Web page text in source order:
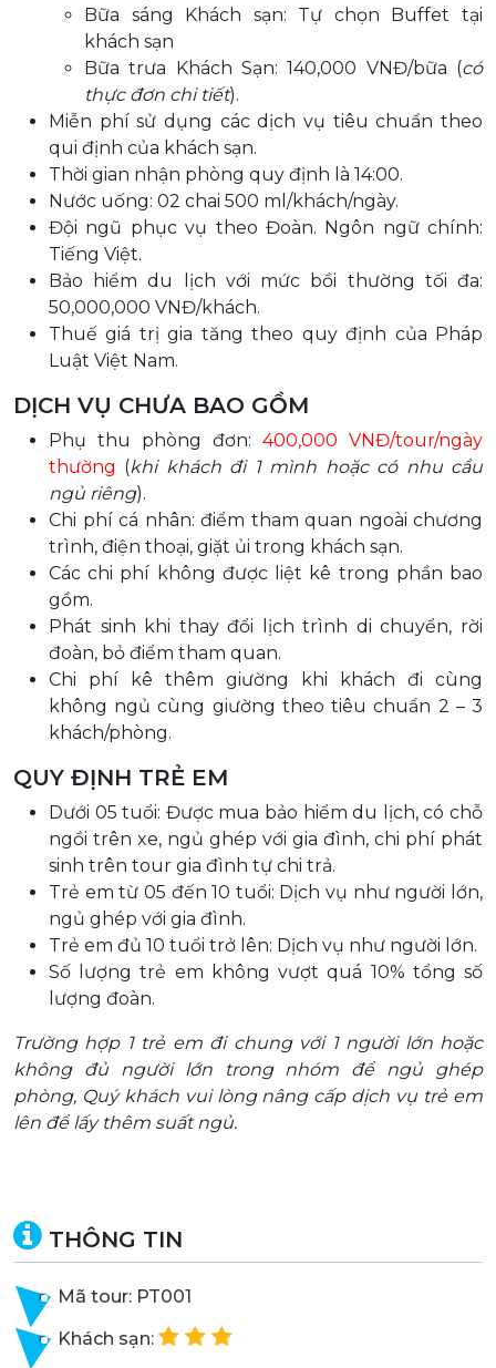
Bữa sáng Khách sạn: Tự chọn Buffet tại
khách sạn
Bữa trưa Khách Sạn: 140,000 VNĐ/bữa (có
thực đơn chi tiết).
Miễn phí sử dụng các dịch vụ tiêu chuẩn theo
qui định của khách sạn.
Thời gian nhận phòng quy định là 14:00.
Nước uống: 02 chai 500 ml/khách/ngày.
Đội ngũ phục vụ theo Đoàn. Ngôn ngữ chính:
Tiếng Việt.
Bảo hiểm du lịch với mức bồi thường tối đa:
50,000,000 VNĐ/khách.
Thuế giá trị gia tăng theo quy định của Pháp
Luật Việt Nam.
DỊCH VỤ CHƯA BAO GỒM
Phụ thu phòng đơn: 400,000 VNĐ/tour/ngày
thường (khi khách đi 1 mình hoặc có nhu cầu
ngủ riêng).
Chi phí cá nhân: điểm tham quan ngoài chương
trình, điện thoại, giặt ủi trong khách sạn.
Các chi phí không được liệt kê trong phần bao
gồm.
Phát sinh khi thay đổi lịch trình di chuyển, rời
đoàn, bỏ điểm tham quan.
Chi phí kê thêm giường khi khách đi cùng
không ngủ cùng giường theo tiêu chuẩn 2 – 3
khách/phòng.
QUY ĐỊNH TRẺ EM
Dưới 05 tuổi: Được mua bảo hiểm du lịch, có chỗ
ngồi trên xe, ngủ ghép với gia đình, chi phí phát
sinh trên tour gia đình tự chi trả.
Trẻ em từ 05 đến 10 tuổi: Dịch vụ như người lớn,
ngủ ghép với gia đình.
Trẻ em đủ 10 tuổi trở lên: Dịch vụ như người lớn.
Số lượng trẻ em không vượt quá 10% tổng số
lượng đoàn.
Trường hợp 1 trẻ em đi chung với 1 người lớn hoặc
không đủ người lớn trong nhóm để ngủ ghép
phòng, Quý khách vui lòng nâng cấp dịch vụ trẻ em
lên để lấy thêm suất ngủ.
THÔNG TIN
Mã tour: PT001
Khách sạn: